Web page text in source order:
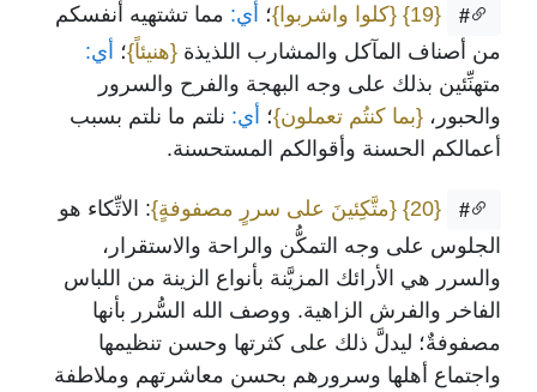
#
{19} {كلوا واشربوا}؛ أي: مما تشتهيه أنفسكم
من أصناف المآكل والمشارب اللذيذة {هنيئاً}؛ أي:
متهنِّئين بذلك على وجه البهجة والفرح والسرور
والحبور، {بما كنتُم تعملون}؛ أي: نلتم ما نلتم بسبب
أعمالكم الحسنة وأقوالكم المستحسنة.
#
{20} {متَّكِئينَ على سررٍ مصفوفةٍ}: الاتِّكاء هو
الجلوس على وجه التمكُّن والراحة والاستقرار،
والسرر هي الأرائك المزيَّنة بأنواع الزينة من اللباس
الفاخر والفرش الزاهية. ووصف الله السُّرر بأنها
مصفوفةٌ؛ ليدلَّ ذلك على كثرتها وحسن تنظيمها
واجتماع أهلها وسرورهم بحسن معاشرتهم وملاطفة